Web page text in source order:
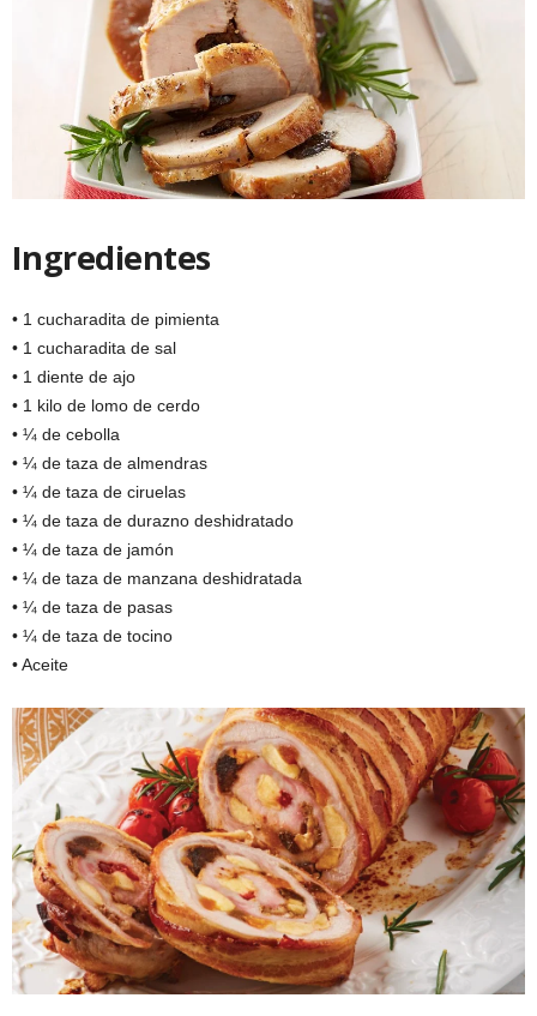
Ingredientes
• 1 cucharadita de pimienta
• 1 cucharadita de sal
• 1 diente de ajo
• 1 kilo de lomo de cerdo
• ¼ de cebolla
• ¼ de taza de almendras
• ¼ de taza de ciruelas
• ¼ de taza de durazno deshidratado
• ¼ de taza de jamón
• ¼ de taza de manzana deshidratada
• ¼ de taza de pasas
• ¼ de taza de tocino
• Aceite